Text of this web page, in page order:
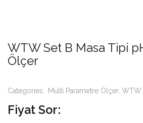
WTW Set B Masa Tipi
Ölçer
Categories: Multi Parametre Ölçer WTW
Fiyat Sor: